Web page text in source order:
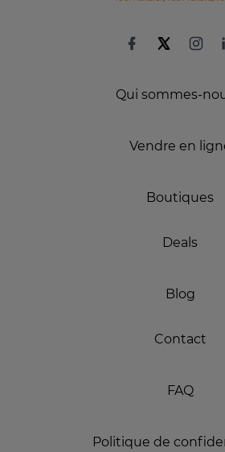
Qui sommes-
Vendre en
Boutiques
Deals
Blog
Contact
FAQ
Politique de